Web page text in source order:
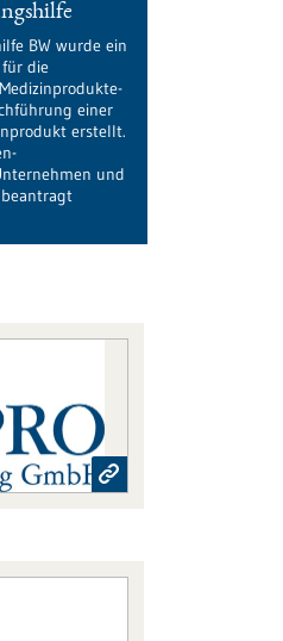
BW wurde ein
die
einer
erstellt.
und
beantragt